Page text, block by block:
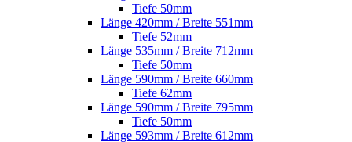
Tiefe 50mm
Länge 420mm / Breite 551mm
Tiefe 52mm
Länge 535mm / Breite 712mm
Tiefe 50mm
Länge 590mm / Breite 660mm
Tiefe 62mm
Länge 590mm / Breite 795mm
Tiefe 50mm
Länge 593mm / Breite 612mm